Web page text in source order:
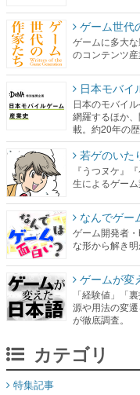
ゲーム世代
ゲームに多大
のコンテンツ
日本モバイ
日本のモバイ
網羅するほか
載。約20年の
若ゲのいた
『うつヌケ』
生によるゲーム
なんでゲー
ゲーム開発者
な形から解き
ゲームが変
「経験値」「
源や用法の変
が徹底調査。
カテゴリ
特集記事